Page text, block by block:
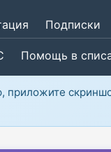
Подписки
Помощь в